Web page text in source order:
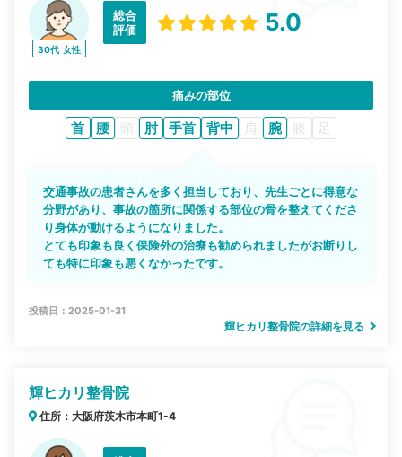
30代 女性
総合
評価
5.0
痛みの部位
首 腰 頭 肘 手首 背中 肩 腕 膝 足
交通事故の患者さんを多く担当しており、先生ごとに得意な
分野があり、事故の箇所に関係する部位の骨を整えてくださ
り身体が動けるようになりました。
とても印象も良く保険外の治療も勧められましたがお断りし
ても特に印象も悪くなかったです。
投稿日：2025-01-31
輝ヒカリ整骨院の詳細を見る
輝ヒカリ整骨院
住所：大阪府茨木市本町1-4